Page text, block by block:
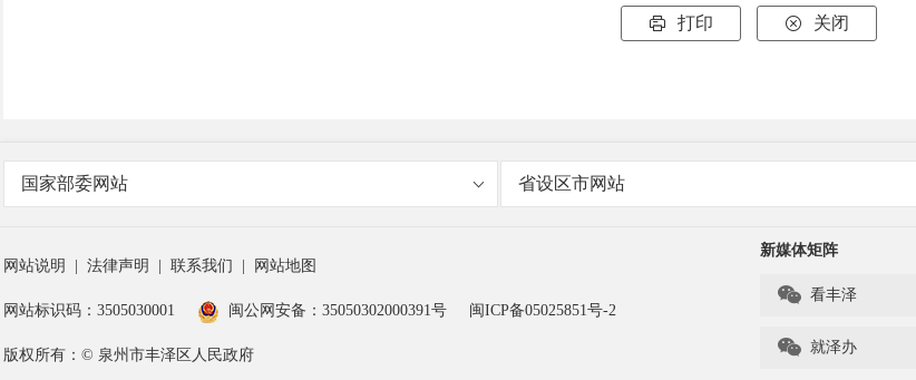
 打印  关闭
国家部委网站 省设区市网站
网站说明 法律声明 联系我们 网站地图
网站标识码：3505030001 闽公网安备：35050302000391号 闽ICP备05025851号-2
版权所有：© 泉州市丰泽区人民政府
新媒体矩阵
 看丰泽
 就泽办